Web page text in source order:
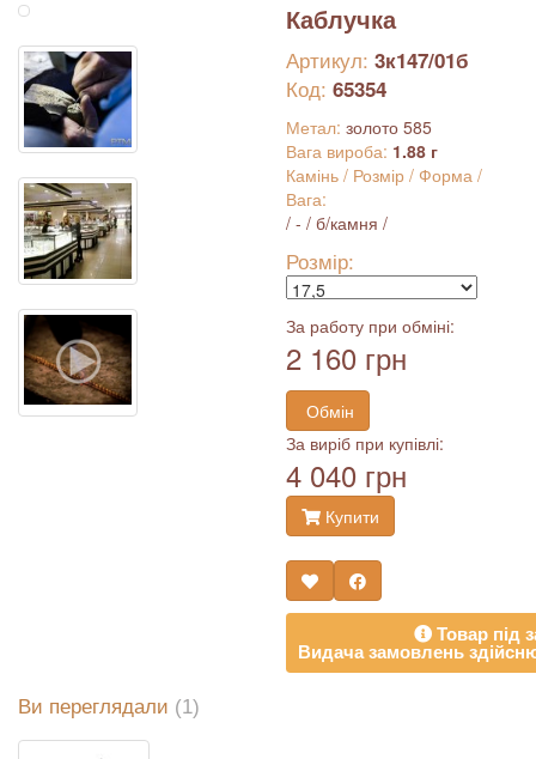
Каблучка
Артикул: 3к147/01б
Код: 65354
Метал: золото 585
Вага вироба: 1.88 г
Камінь / Розмір / Форма /
Вага:
/ - / б/камня /
Розмір:
За работу при обміні:
2 160 грн
Обмін
За виріб при купівлі:
4 040 грн
Купити
Товар під
Видача замовлень
Ви переглядали (1)